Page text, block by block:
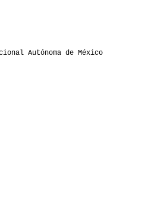
Autónoma de México